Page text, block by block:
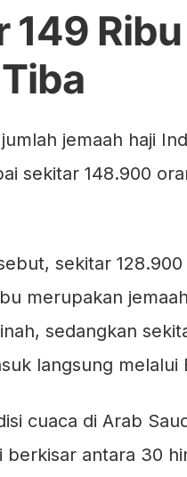
149
jemaah haji
sekitar 148.900
sekitar
merupakan
sedangkan
langsung melalui
cuaca di Arab
berkisar antara 30